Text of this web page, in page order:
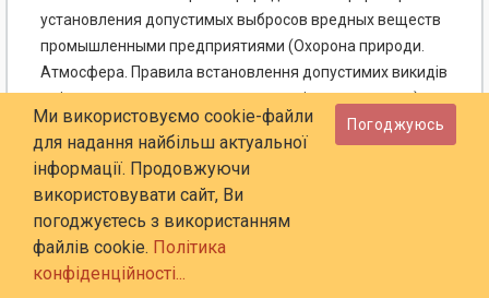
установления допустимых выбросов вредных веществ
промышленными предприятиями (Охорона природи.
Атмосфера. Правила встановлення допустимих викидів
шкідливих речовин промисловими підприємствами)
ГОСТ 1050-88 Прокат сортовой, калиброванный, со
специальной отделкой поверхности из углеродистой
качественной конструкционной стали. Общие
технические условия (Прокат сортовий, калібрований, зі
спеціальним оздобленням поверхні з вуглецевої якісної
конструкційної сталі. Загальні технічні умови)
Ми використовуємо cookie-файли
для надання найбільш актуальної
інформації. Продовжуючи
використовувати сайт, Ви
погоджуєтесь з використанням
файлів cookie. Політика
конфіденційності...
Погоджуюсь